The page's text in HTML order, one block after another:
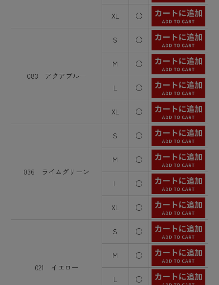
XL ○
083 アクアブルー
S ○
M ○
L ○
XL ○
036 ライムグリーン
S ○
M ○
L ○
XL ○
021 イエロー
S ○
M ○
L ○